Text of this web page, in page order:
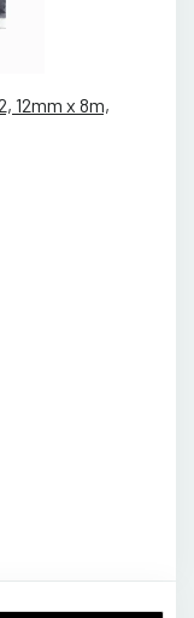
12mm x 8m,